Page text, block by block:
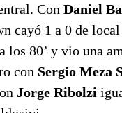
Con Daniel
cayó 1 a 0 de
los 80’ y vio una
con Sergio Meza
Jorge Ribolzi